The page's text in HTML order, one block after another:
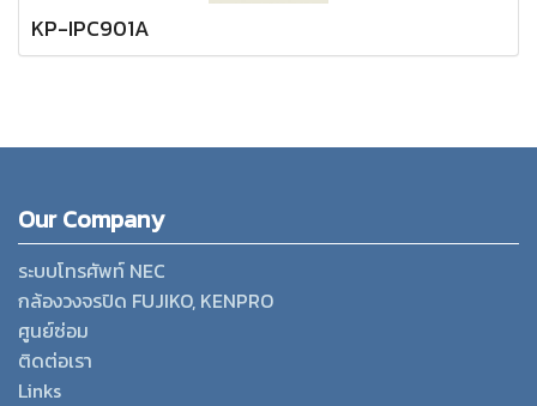
KP-IPC901A
Our Company
ระบบโทรศัพท์ NEC
กล้องวงจรปิด FUJIKO, KENPRO
ศูนย์ซ่อม
ติดต่อเรา
Links